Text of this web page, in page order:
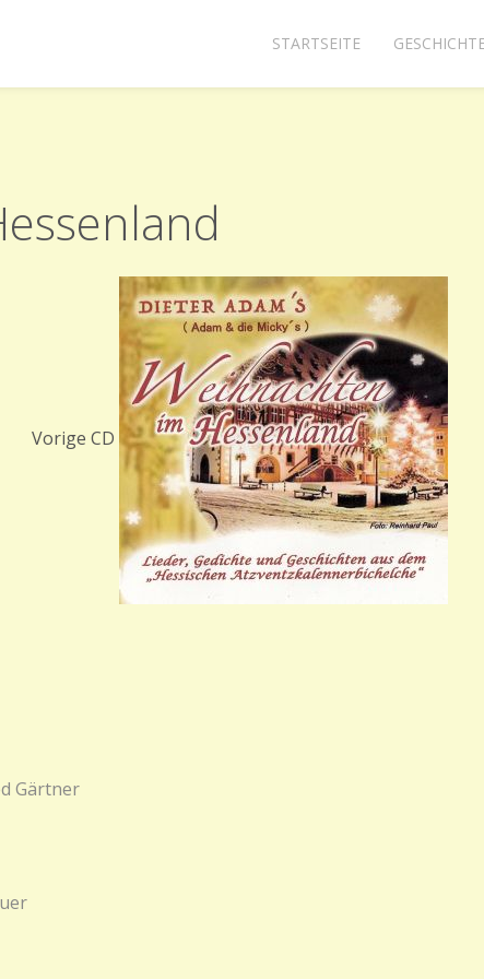
STARTSEITE
Vorige CD
Gärtner